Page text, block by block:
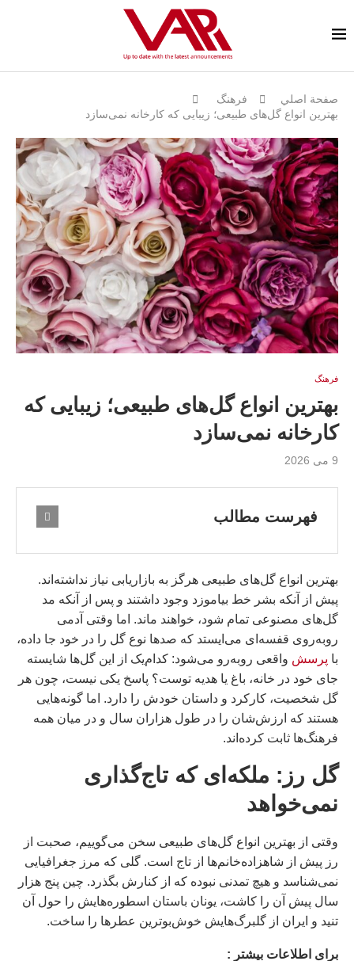
صفحة اصلي
فرهنگ
بهترین انواع گل‌های طبیعی؛ زیبایی که کارخانه نمی‌سازد
فرهنگ
بهترین انواع گل‌های طبیعی؛ زیبایی که
کارخانه نمی‌سازد
9 می 2026
فهرست مطالب
بهترین انواع گل‌های طبیعی هرگز به بازاریابی نیاز نداشته‌اند.
پیش از آنکه بشر خط بیاموزد وجود داشتند و پس از آنکه مد
گل‌های مصنوعی تمام شود، خواهند ماند. اما وقتی آدمی
روبه‌روی قفسه‌ای می‌ایستد که صدها نوع گل را در خود جا داده،
با پرسش واقعی روبه‌رو می‌شود: کدام‌یک از این گل‌ها شایسته
جای خود در خانه، باغ یا هدیه توست؟ پاسخ یکی نیست، چون هر
گل شخصیت، کارکرد و داستان خودش را دارد. اما گونه‌هایی
هستند که ارزش‌شان را در طول هزاران سال و در میان همه
فرهنگ‌ها ثابت کرده‌اند.
گل رز: ملکه‌ای که تاج‌گذاری
نمی‌خواهد
وقتی از بهترین انواع گل‌های طبیعی سخن می‌گوییم، صحبت از
رز پیش از شاهزاده‌خانم‌ها از تاج است. گلی که مرز جغرافیایی
نمی‌شناسد و هیچ تمدنی نبوده که از کنارش بگذرد. چین پنج هزار
سال پیش آن را کاشت، یونان باستان اسطوره‌هایش را حول آن
تنید و ایران از گلبرگ‌هایش خوش‌بوترین عطرها را ساخت.
براى اطلاعات بيشتر :